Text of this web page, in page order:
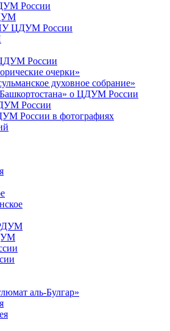
России
ЦДУМ России
России
очерки»
духовное собрание»
о ЦДУМ России
России
России в фотографиях
аль-Булгар»